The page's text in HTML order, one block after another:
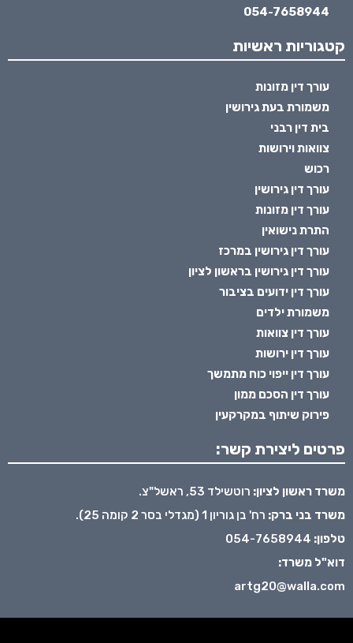
054-7658944
קטגוריות ראשיות
עורך דין מזונות
משמורת בעת גירושין
בית דין רבני
צוואות וירושות
רכוש
עורך דין גירושין
עורך דין מזונות
התרת נישואין
עורך דין גירושין במרכז
עורך דין גירושין בראשון לציון
עורך דין ידועים בציבור
משמורת ילדים
עורך דין צוואות
עורך דין ירושות
עורך דין ייפוי כוח מתמשך
עורך דין הסכם ממון
פירוק שיתוף במקרקעין
פרטים ליצירת קשר:
משרד ראשון לציון: רוטשילד 53, ראשל"צ.
משרד בני ברק: רח' בן גוריון 1 (מגדלי בסר 2 קומה 25).
טלפון: 054-7658944
דוא"ל משרד:
artg20@walla.com